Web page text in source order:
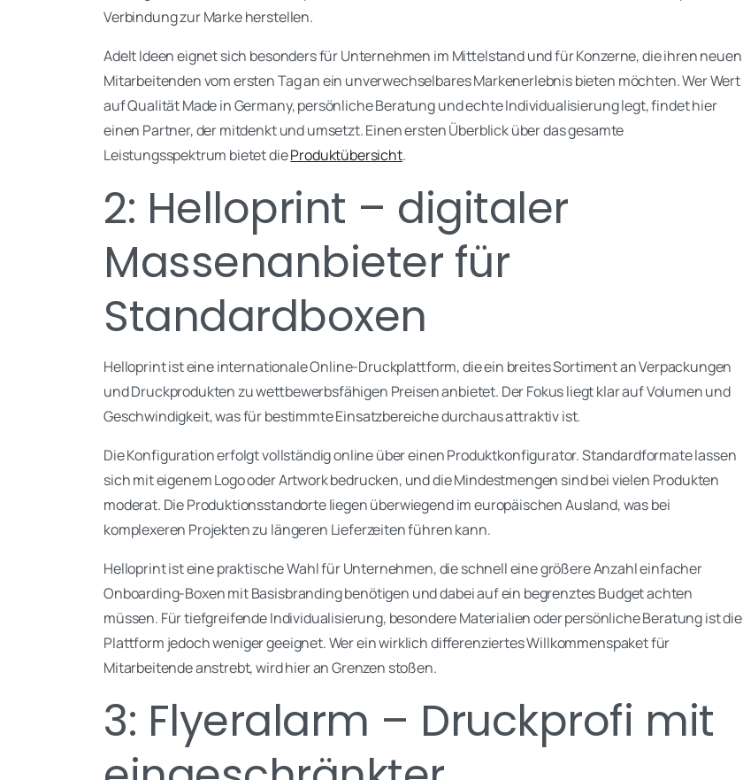
Verbindung zur Marke herstellen.
Adelt Ideen eignet sich besonders für Unternehmen im Mittelstand und für Konzerne, die ihren neuen
Mitarbeitenden vom ersten Tag an ein unverwechselbares Markenerlebnis bieten möchten. Wer Wert
auf Qualität Made in Germany, persönliche Beratung und echte Individualisierung legt, findet hier
einen Partner, der mitdenkt und umsetzt. Einen ersten Überblick über das gesamte
Leistungsspektrum bietet dieProduktübersicht.
2: Helloprint – digitaler
Massenanbieter für
Standardboxen
Helloprint ist eine internationale Online-Druckplattform, die ein breites Sortiment an Verpackungen
und Druckprodukten zu wettbewerbsfähigen Preisen anbietet. Der Fokus liegt klar auf Volumen und
Geschwindigkeit, was für bestimmte Einsatzbereiche durchaus attraktiv ist.
Die Konfiguration erfolgt vollständig online über einen Produktkonfigurator. Standardformate lassen
sich mit eigenem Logo oder Artwork bedrucken, und die Mindestmengen sind bei vielen Produkten
moderat. Die Produktionsstandorte liegen überwiegend im europäischen Ausland, was bei
komplexeren Projekten zu längeren Lieferzeiten führen kann.
Helloprint ist eine praktische Wahl für Unternehmen, die schnell eine größere Anzahl einfacher
Onboarding-Boxen mit Basisbranding benötigen und dabei auf ein begrenztes Budget achten
müssen. Für tiefgreifende Individualisierung, besondere Materialien oder persönliche Beratung ist die
Plattform jedoch weniger geeignet. Wer ein wirklich differenziertes Willkommenspaket für
Mitarbeitende anstrebt, wird hier an Grenzen stoßen.
3: Flyeralarm – Druckprofi mit